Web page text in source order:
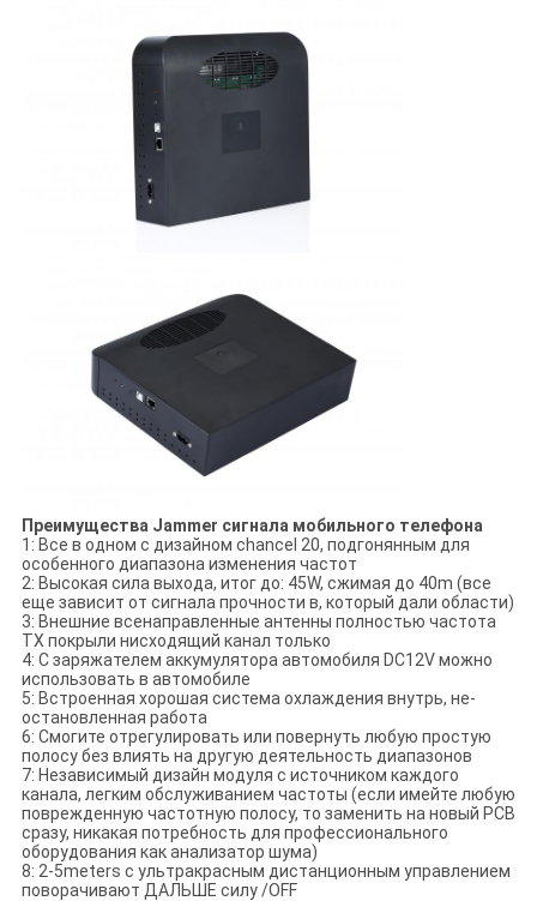
Преимущества Jammer сигнала мобильного телефона
1: Все в одном с дизайном chancel 20, подгонянным для
особенного диапазона изменения частот
2: Высокая сила выхода, итог до: 45W, сжимая до 40m (все
еще зависит от сигнала прочности в, который дали области)
3: Внешние всенаправленные антенны полностью частота
TX покрыли нисходящий канал только
4: С заряжателем аккумулятора автомобиля DC12V можно
использовать в автомобиле
5: Встроенная хорошая система охлаждения внутрь, не-
остановленная работа
6: Смогите отрегулировать или повернуть любую простую
полосу без влиять на другую деятельность диапазонов
7: Независимый дизайн модуля с источником каждого
канала, легким обслуживанием частоты (если имейте любую
поврежденную частотную полосу, то заменить на новый PCB
сразу, никакая потребность для профессионального
оборудования как анализатор шума)
8: 2-5meters с ультракрасным дистанционным управлением
поворачивают ДАЛЬШЕ силу /OFF